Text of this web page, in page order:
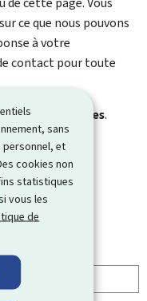
sans
personnel, et
cookies non
statistiques
vous les
de
ce que nous pouvons
à votre
contact pour toute
sont obligatoires.
? *